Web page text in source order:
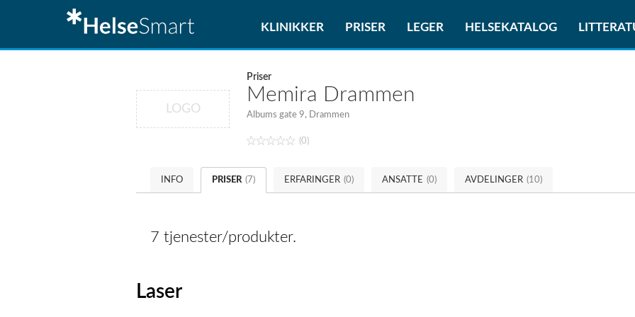
KLINIKKER PRISER LEGER HELSEKATALOG
LOGO
Priser
Memira Drammen
Albums gate 9, Drammen
(0)
INFO PRISER (7) ERFARINGER (0) ANSATTE (0) AVDELINGER (10)
7 tjenester/produkter.
Laser